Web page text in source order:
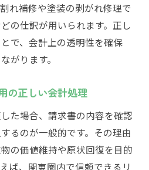
れ補修や塗装の剥がれ修理で
の仕訳が用いられます。正し
で、会計上の透明性を確保
がります。
の正しい会計処理
た場合、請求書の内容を確認
るのが一般的です。その理由
の価値維持や原状回復を目的
ば、関東圏内で信頼できるリ